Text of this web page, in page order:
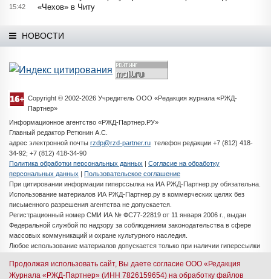
15:42
«Чехов» в Читу
НОВОСТИ
Copyright © 2002-2026 Учредитель ООО «Редакция журнала «РЖД-
Партнер»
Информационное агентство «РЖД-Партнер.РУ»
Главный редактор Ретюнин А.С.
адрес электронной почты rzdp@rzd-partner.ru телефон редакции +7 (812) 418-
34-92; +7 (812) 418-34-90
Политика обработки персональных данных | Согласие на обработку
персональных данных | Пользовательское соглашение
При цитировании информации гиперссылка на ИА РЖД-Партнер.ру обязательна.
Использование материалов ИА РЖД-Партнер.ру в коммерческих целях без
письменного разрешения агентства не допускается.
Регистрационный номер СМИ ИА № ФС77-22819 от 11 января 2006 г., выдан
Федеральной службой по надзору за соблюдением законодательства в сфере
массовых коммуникаций и охране культурного наследия.
Любое использование материалов допускается только при наличии гиперссылки
Разработка сайта -iMedia Solutions
Продолжая использовать сайт, Вы даете согласие ООО «Редакция
Журнала «РЖД-Партнер» (ИНН 7826159654) на обработку файлов